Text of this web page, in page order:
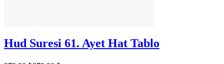
Hud Suresi 61. Ayet Hat Tablo